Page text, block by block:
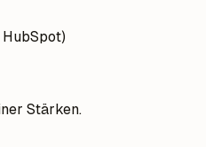
Stärken.